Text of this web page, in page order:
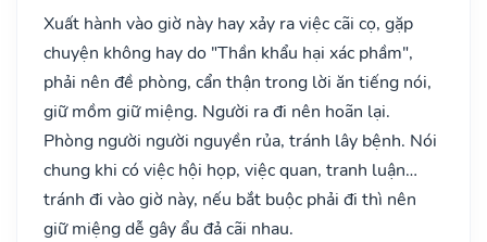
Xuất hành vào giờ này hay xảy ra việc cãi cọ, gặp
chuyện không hay do "Thần khẩu hại xác phầm",
phải nên đề phòng, cẩn thận trong lời ăn tiếng nói,
giữ mồm giữ miệng. Người ra đi nên hoãn lại.
Phòng người người nguyền rủa, tránh lây bệnh. Nói
chung khi có việc hội họp, việc quan, tranh luận…
tránh đi vào giờ này, nếu bắt buộc phải đi thì nên
giữ miệng dễ gây ẩu đả cãi nhau.